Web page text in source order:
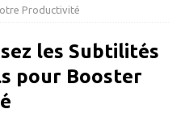
Productivité
les Subtilités
pour Booster